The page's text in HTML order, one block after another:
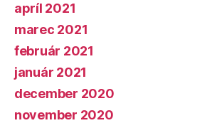
apríl 2021
marec 2021
február 2021
január 2021
december 2020
november 2020